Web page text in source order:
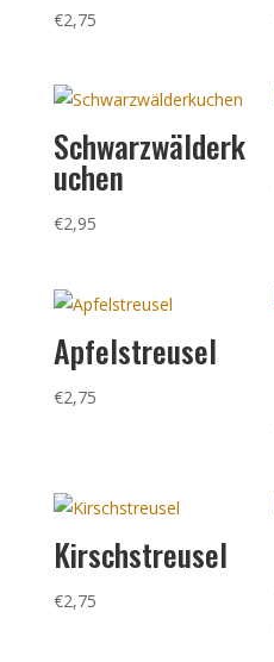
€2,75
Schwarzwälderk
uchen
€2,95
Apfelstreusel
€2,75
Kirschstreusel
€2,75